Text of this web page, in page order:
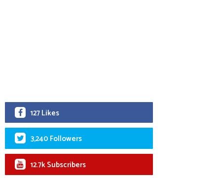
127 Likes
3,240 Followers
12.7k Subscribers